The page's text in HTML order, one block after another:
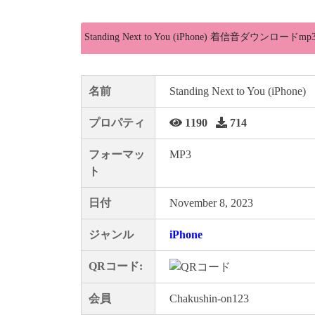
Standing Next to You (iPhone) 着信音ダウンロード
名前 Standing Next to You (iPhone)
プロパティ 1190 714
フォーマッ
ト
MP3
日付 November 8, 2023
ジャンル iPhone
QRコード:
会員 Chakushin-on123